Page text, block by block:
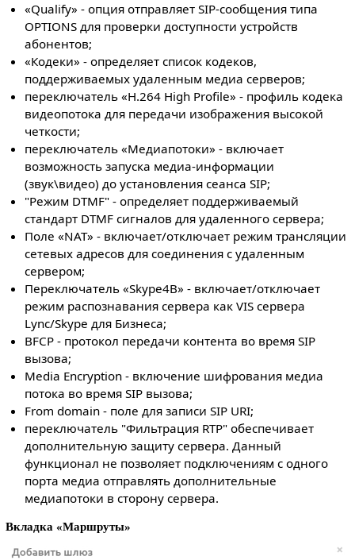
«Qualify» - опция отправляет SIP-сообщения типа
OPTIONS для проверки доступности устройств
абонентов;
«Кодеки» - определяет список кодеков,
поддерживаемых удаленным медиа серверов;
переключатель «H.264 High Profile» - профиль кодека
видеопотока для передачи изображения высокой
четкости;
переключатель «Медиапотоки» - включает
возможность запуска медиа-информации
(звук\видео) до установления сеанса SIP;
"Режим DTMF" - определяет поддерживаемый
стандарт DTMF сигналов для удаленного сервера;
Поле «NAT» - включает/отключает режим трансляции
сетевых адресов для соединения с удаленным
сервером;
Переключатель «Skype4B» - включает/отключает
режим распознавания сервера как VIS сервера
Lync/Skype для Бизнеса;
BFCP - протокол передачи контента во время SIP
вызова;
Media Encryption - включение шифрования медиа
потока во время SIP вызова;
From domain - поле для записи SIP URI;
переключатель "Фильтрация RTP" обеспечивает
дополнительную защиту сервера. Данный
функционал не позволяет подключениям с одного
порта медиа отправлять дополнительные
медиапотоки в сторону сервера.
Вкладка «Маршруты»